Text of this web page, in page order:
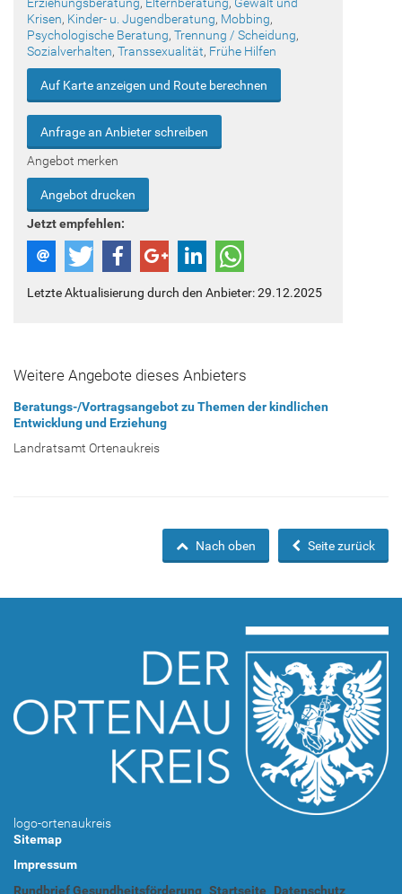
Krisen, Kinder- u. Jugendberatung, Mobbing,
Psychologische Beratung, Trennung / Scheidung,
Sozialverhalten, Transsexualität, Frühe Hilfen
Auf Karte anzeigen und Route berechnen
Anfrage an Anbieter schreiben
Angebot merken
Angebot drucken
Jetzt empfehlen:
Letzte Aktualisierung durch den Anbieter: 29.12.2025
Weitere Angebote dieses Anbieters
Beratungs-/Vortragsangebot zu Themen der kindlichen
Entwicklung und Erziehung
Landratsamt Ortenaukreis
Seite zurück
Nach oben
logo-ortenaukreis
Sitemap
Impressum
Rundbrief Gesundheitsförderung Startseite Datenschutz